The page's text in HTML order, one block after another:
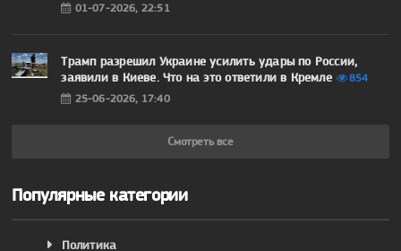
01-07-2026, 22:51
Трамп разрешил Украине усилить удары по России,
заявили в Киеве. Что на это ответили в Кремле
854
25-06-2026, 17:40
Смотреть все
Популярные категории
Политика